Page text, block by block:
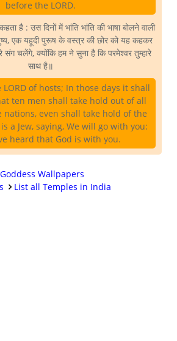
before the LORD.
है : उस दिनों में भांति भांति की भाषा बोलने वाली
एक यहूदी पुरूष के वस्त्र की छोर को यह कहकर
संग चलेंगे, क्योंकि हम ने सुना है कि परमेश्वर तुम्हारे
साथ है॥
of hosts; In those days it shall
ten men shall take hold out of all
nations, even shall take hold of the
a Jew, saying, We will go with you:
heard that God is with you.
Goddess Wallpapers
List all Temples in India